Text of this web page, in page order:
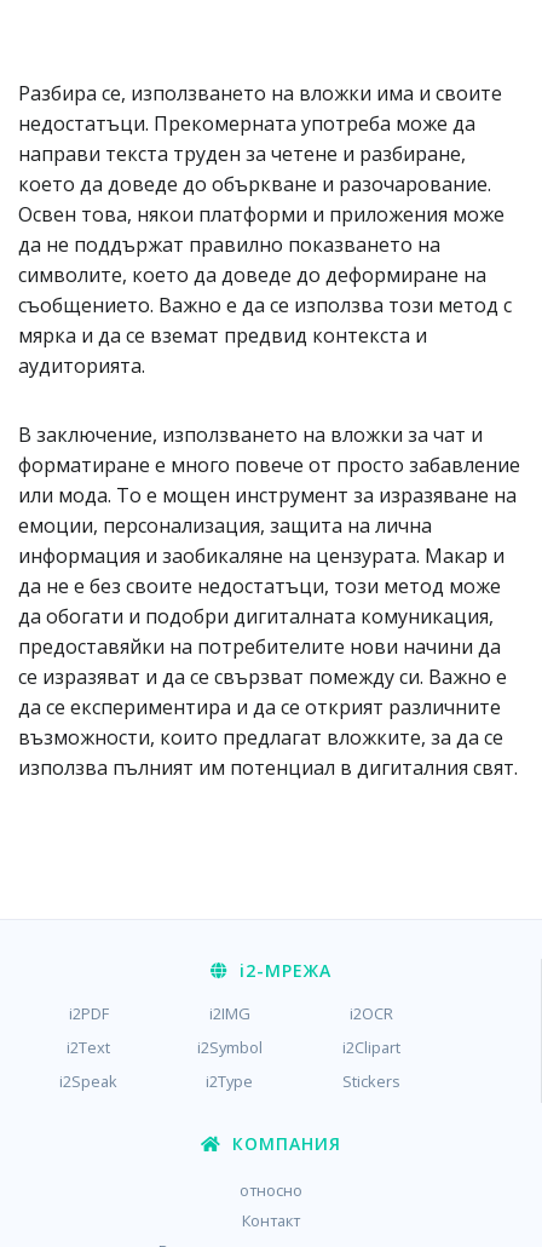
Разбира се, използването на вложки има и своите
недостатъци. Прекомерната употреба може да
направи текста труден за четене и разбиране,
което да доведе до объркване и разочарование.
Освен това, някои платформи и приложения може
да не поддържат правилно показването на
символите, което да доведе до деформиране на
съобщението. Важно е да се използва този метод с
мярка и да се вземат предвид контекста и
аудиторията.
В заключение, използването на вложки за чат и
форматиране е много повече от просто забавление
или мода. То е мощен инструмент за изразяване на
емоции, персонализация, защита на лична
информация и заобикаляне на цензурата. Макар и
да не е без своите недостатъци, този метод може
да обогати и подобри дигиталната комуникация,
предоставяйки на потребителите нови начини да
се изразяват и да се свързват помежду си. Важно е
да се експериментира и да се открият различните
възможности, които предлагат вложките, за да се
използва пълният им потенциал в дигиталния свят.
i2-МРЕЖА
i2PDF i2IMG
i2OCR
i2Text
i2Symbol
i2Clipart
i2Speak
i2Type Stickers
КОМПАНИЯ
относно
Контакт